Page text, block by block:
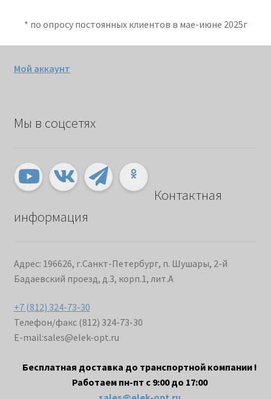
* по опросу постоянных клиентов в мае-июне 2025г
Мой аккаунт
Мы в соцсетях
Контактная
информация
Адрес: 196626, г.Санкт-Петербург, п. Шушары, 2-й
Бадаевский проезд, д.3, корп.1, лит.А
+7 (812) 324-73-30
Телефон/факс (812) 324-73-30
E-mail:sales@elek-opt.ru
Бесплатная доставка до транспортной компании !
Работаем пн-пт с 9:00 до 17:00